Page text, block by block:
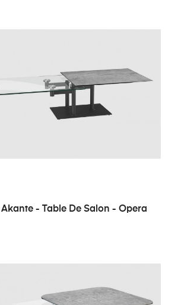
Akante - Table De Salon - Opera